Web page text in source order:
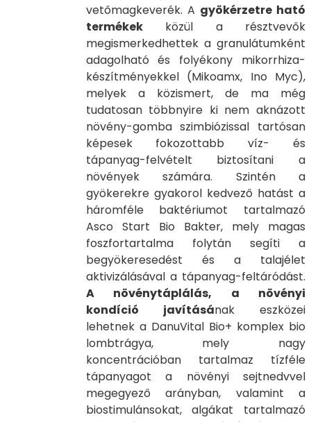
vetőmagkeverék. A gyökérzetre ható
termékekközül a résztvevők
megismerkedhettek a granulátumként
adagolható és folyékony mikorrhiza-
készítményekkel (Mikoamx, Ino Myc),
melyek a közismert, de ma még
tudatosan többnyire ki nem aknázott
növény-gomba szimbiózissal tartósan
képesek fokozottabb víz- és
tápanyag-felvételt biztosítani a
növények számára. Szintén a
gyökerekre gyakorol kedvező hatást a
háromféle baktériumot tartalmazó
Asco Start Bio Bakter, mely magas
foszfortartalma folytán segíti a
begyökeresedést és a talajélet
aktivizálásával a tápanyag-feltáródást.
A növénytáplálás, a növényi
kondíció javításának eszközei
lehetnek a DanuVital Bio+ komplex bio
lombtrágya, mely nagy
koncentrációban tartalmaz tízféle
tápanyagot a növényi sejtnedvvel
megegyező arányban, valamint a
biostimulánsokat, algákat tartalmazó